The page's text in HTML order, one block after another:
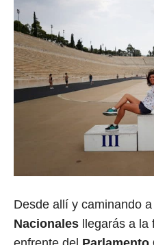
Desde allí y caminando
Nacionales llegarás a la